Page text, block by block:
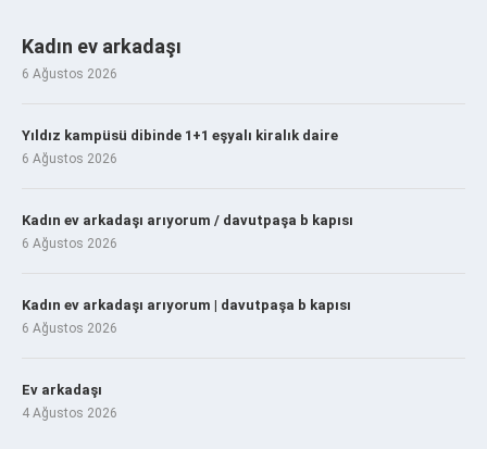
Kadın ev arkadaşı
6 Ağustos 2026
Yıldız kampüsü dibinde 1+1 eşyalı kiralık daire
6 Ağustos 2026
Kadın ev arkadaşı arıyorum / davutpaşa b kapısı
6 Ağustos 2026
Kadın ev arkadaşı arıyorum | davutpaşa b kapısı
6 Ağustos 2026
Ev arkadaşı
4 Ağustos 2026